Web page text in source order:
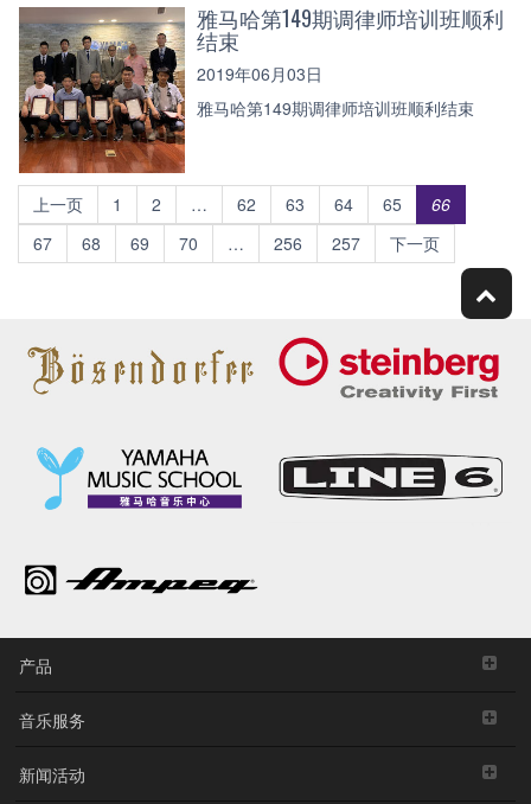
雅马哈第149期调律师培训班顺利
结束
2019年06月03日
雅马哈第149期调律师培训班顺利结束
上一页 1 2 … 62 63 64 65
66
67
68 69 70 … 256 257 下一页
产品
音乐服务
新闻活动